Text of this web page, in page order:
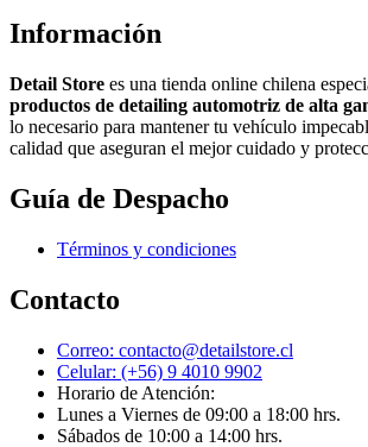
Información
Detail Store es una tienda online chilena
productos de detailing automotriz de alta
lo necesario para mantener tu vehículo
calidad que aseguran el mejor cuidado y
Guía de Despacho
Términos y condiciones
Contacto
Correo: contacto@detailstore.cl
Celular: (+56) 9 4010 9902
Horario de Atención:
Lunes a Viernes de 09:00 a 18:00 hrs.​
Sábados de 10:00 a 14:00 hrs.​